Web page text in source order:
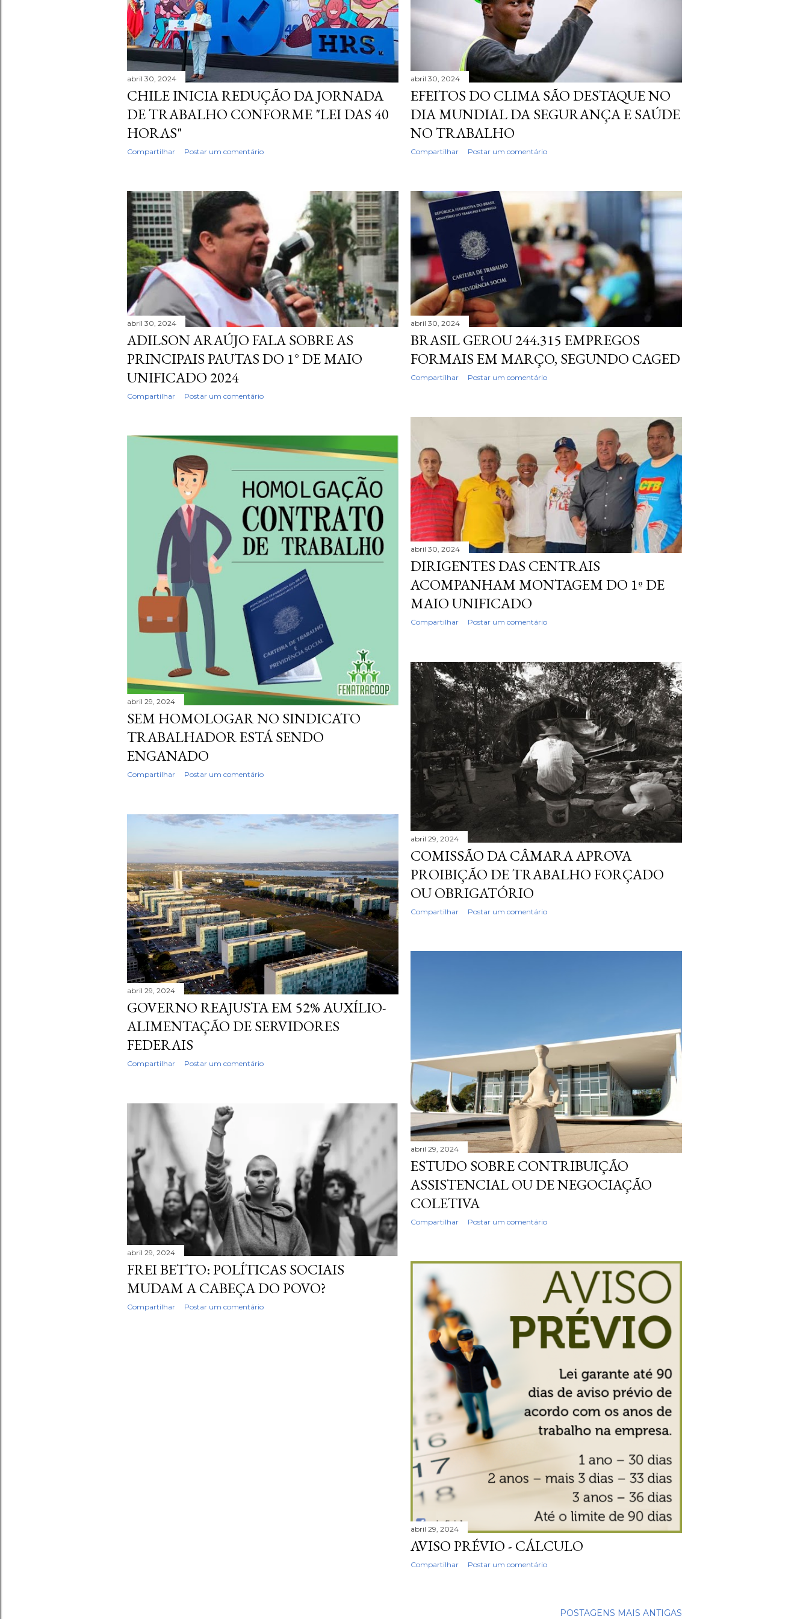
g
e
n
s
abril 30, 2024
CHILE INICIA REDUÇÃO DA JORNADA
DE TRABALHO CONFORME "LEI DAS 40
HORAS"
Compartilhar Postar um comentário
abril 30, 2024
EFEITOS DO CLIMA SÃO DESTAQUE NO
DIA MUNDIAL DA SEGURANÇA E SAÚDE
NO TRABALHO
Compartilhar Postar um comentário
abril 30, 2024
ADILSON ARAÚJO FALA SOBRE AS
PRINCIPAIS PAUTAS DO 1° DE MAIO
UNIFICADO 2024
Compartilhar Postar um comentário
abril 30, 2024
BRASIL GEROU 244.315 EMPREGOS
FORMAIS EM MARÇO, SEGUNDO CAGED
Compartilhar Postar um comentário
abril 30, 2024
DIRIGENTES DAS CENTRAIS
ACOMPANHAM MONTAGEM DO 1º DE
MAIO UNIFICADO
Compartilhar Postar um comentário
abril 29, 2024
SEM HOMOLOGAR NO SINDICATO
TRABALHADOR ESTÁ SENDO
ENGANADO
Compartilhar Postar um comentário
abril 29, 2024
COMISSÃO DA CÂMARA APROVA
PROIBIÇÃO DE TRABALHO FORÇADO
OU OBRIGATÓRIO
Compartilhar Postar um comentário
abril 29, 2024
GOVERNO REAJUSTA EM 52% AUXÍLIO-
ALIMENTAÇÃO DE SERVIDORES
FEDERAIS
Compartilhar Postar um comentário
abril 29, 2024
ESTUDO SOBRE CONTRIBUIÇÃO
ASSISTENCIAL OU DE NEGOCIAÇÃO
COLETIVA
Compartilhar Postar um comentário
abril 29, 2024
FREI BETTO: POLÍTICAS SOCIAIS
MUDAM A CABEÇA DO POVO?
Compartilhar Postar um comentário
abril 29, 2024
AVISO PRÉVIO - CÁLCULO
Compartilhar Postar um comentário
POSTAGENS MAIS ANTIGAS